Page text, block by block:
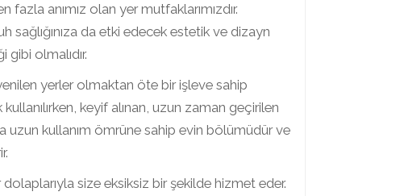
anımız olan yer mutfaklarımızdır.
sağlığınıza da etki edecek estetik ve dizayn
gibi olmalıdır.
yerler olmaktan öte bir işleve sahip
keyif alınan, uzun zaman geçirilen
uzun kullanım ömrüne sahip evin bölümüdür ve
size eksiksiz bir şekilde hizmet eder.